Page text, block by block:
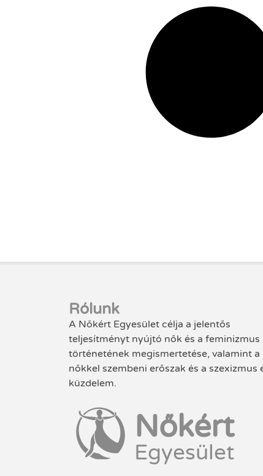
Rólunk
A Nőkért Egyesület célja a jelentős
teljesítményt nyújtó nők és a feminizmus
történetének megismertetése, valamint a
nőkkel szembeni erőszak és a szexizmus
küzdelem.
Nőkért
Egyesület